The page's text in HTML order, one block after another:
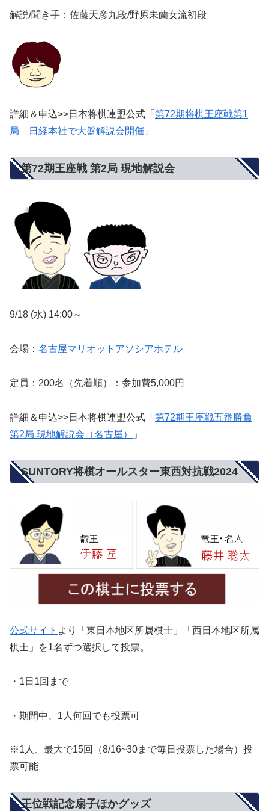
解説/聞き手：佐藤天彦九段/野原未蘭女流初段
詳細＆申込>>日本将棋連盟公式「 第72期将棋王座戦第1
局 日経本社で大盤解説会開催 」
第72期王座戦 第2局 現地解説会
9/18 (水) 14:00～
会場： 名古屋マリオットアソシアホテル
定員：200名（先着順）：参加費5,000円
詳細＆申込>>日本将棋連盟公式「 第72期王座戦五番勝負
第2局 現地解説会（名古屋）
」
SUNTORY将棋オールスター東西対抗戦2024
公式サイト より「東日本地区所属棋士」「西日本地区所属
棋士」を1名ずつ選択して投票。
・1日1回まで
・期間中、1人何回でも投票可
※1人、最大で15回（8/16~30まで毎日投票した場合）投
票可能
王位戦記念扇子ほかグッズ